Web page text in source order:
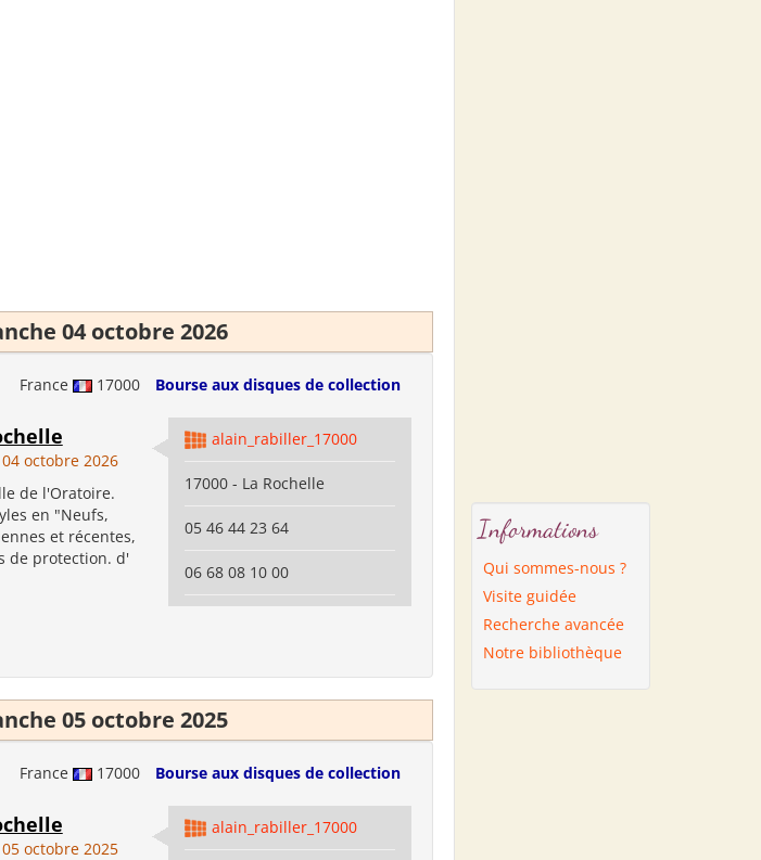
04 octobre 2026
France 17000 Bourse aux disques de collection
octobre 2026
de l'Oratoire.
en "Neufs,
et récentes,
de protection. d'
alain_rabiller_17000
17000 - La Rochelle
05 46 44 23 64
06 68 08 10 00
05 octobre 2025
France 17000 Bourse aux disques de collection
octobre 2025
alain_rabiller_17000
Informations
Qui sommes-nous ?
Visite guidée
Recherche avancée
Notre bibliothèque